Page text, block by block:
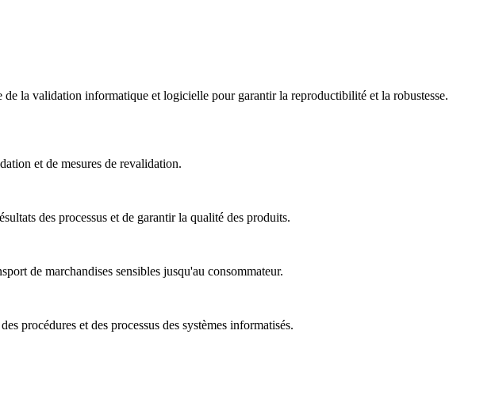
la validation informatique et logicielle pour garantir la reproductibilité et la robustesse.
et de mesures de revalidation.
des processus et de garantir la qualité des produits.
de marchandises sensibles jusqu'au consommateur.
procédures et des processus des systèmes informatisés.